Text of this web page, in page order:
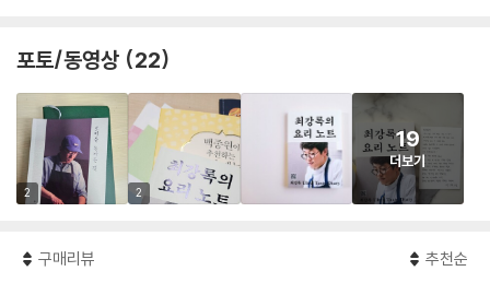
포토/동영상 (22)
2 2
19
더보기
구매리뷰 추천순